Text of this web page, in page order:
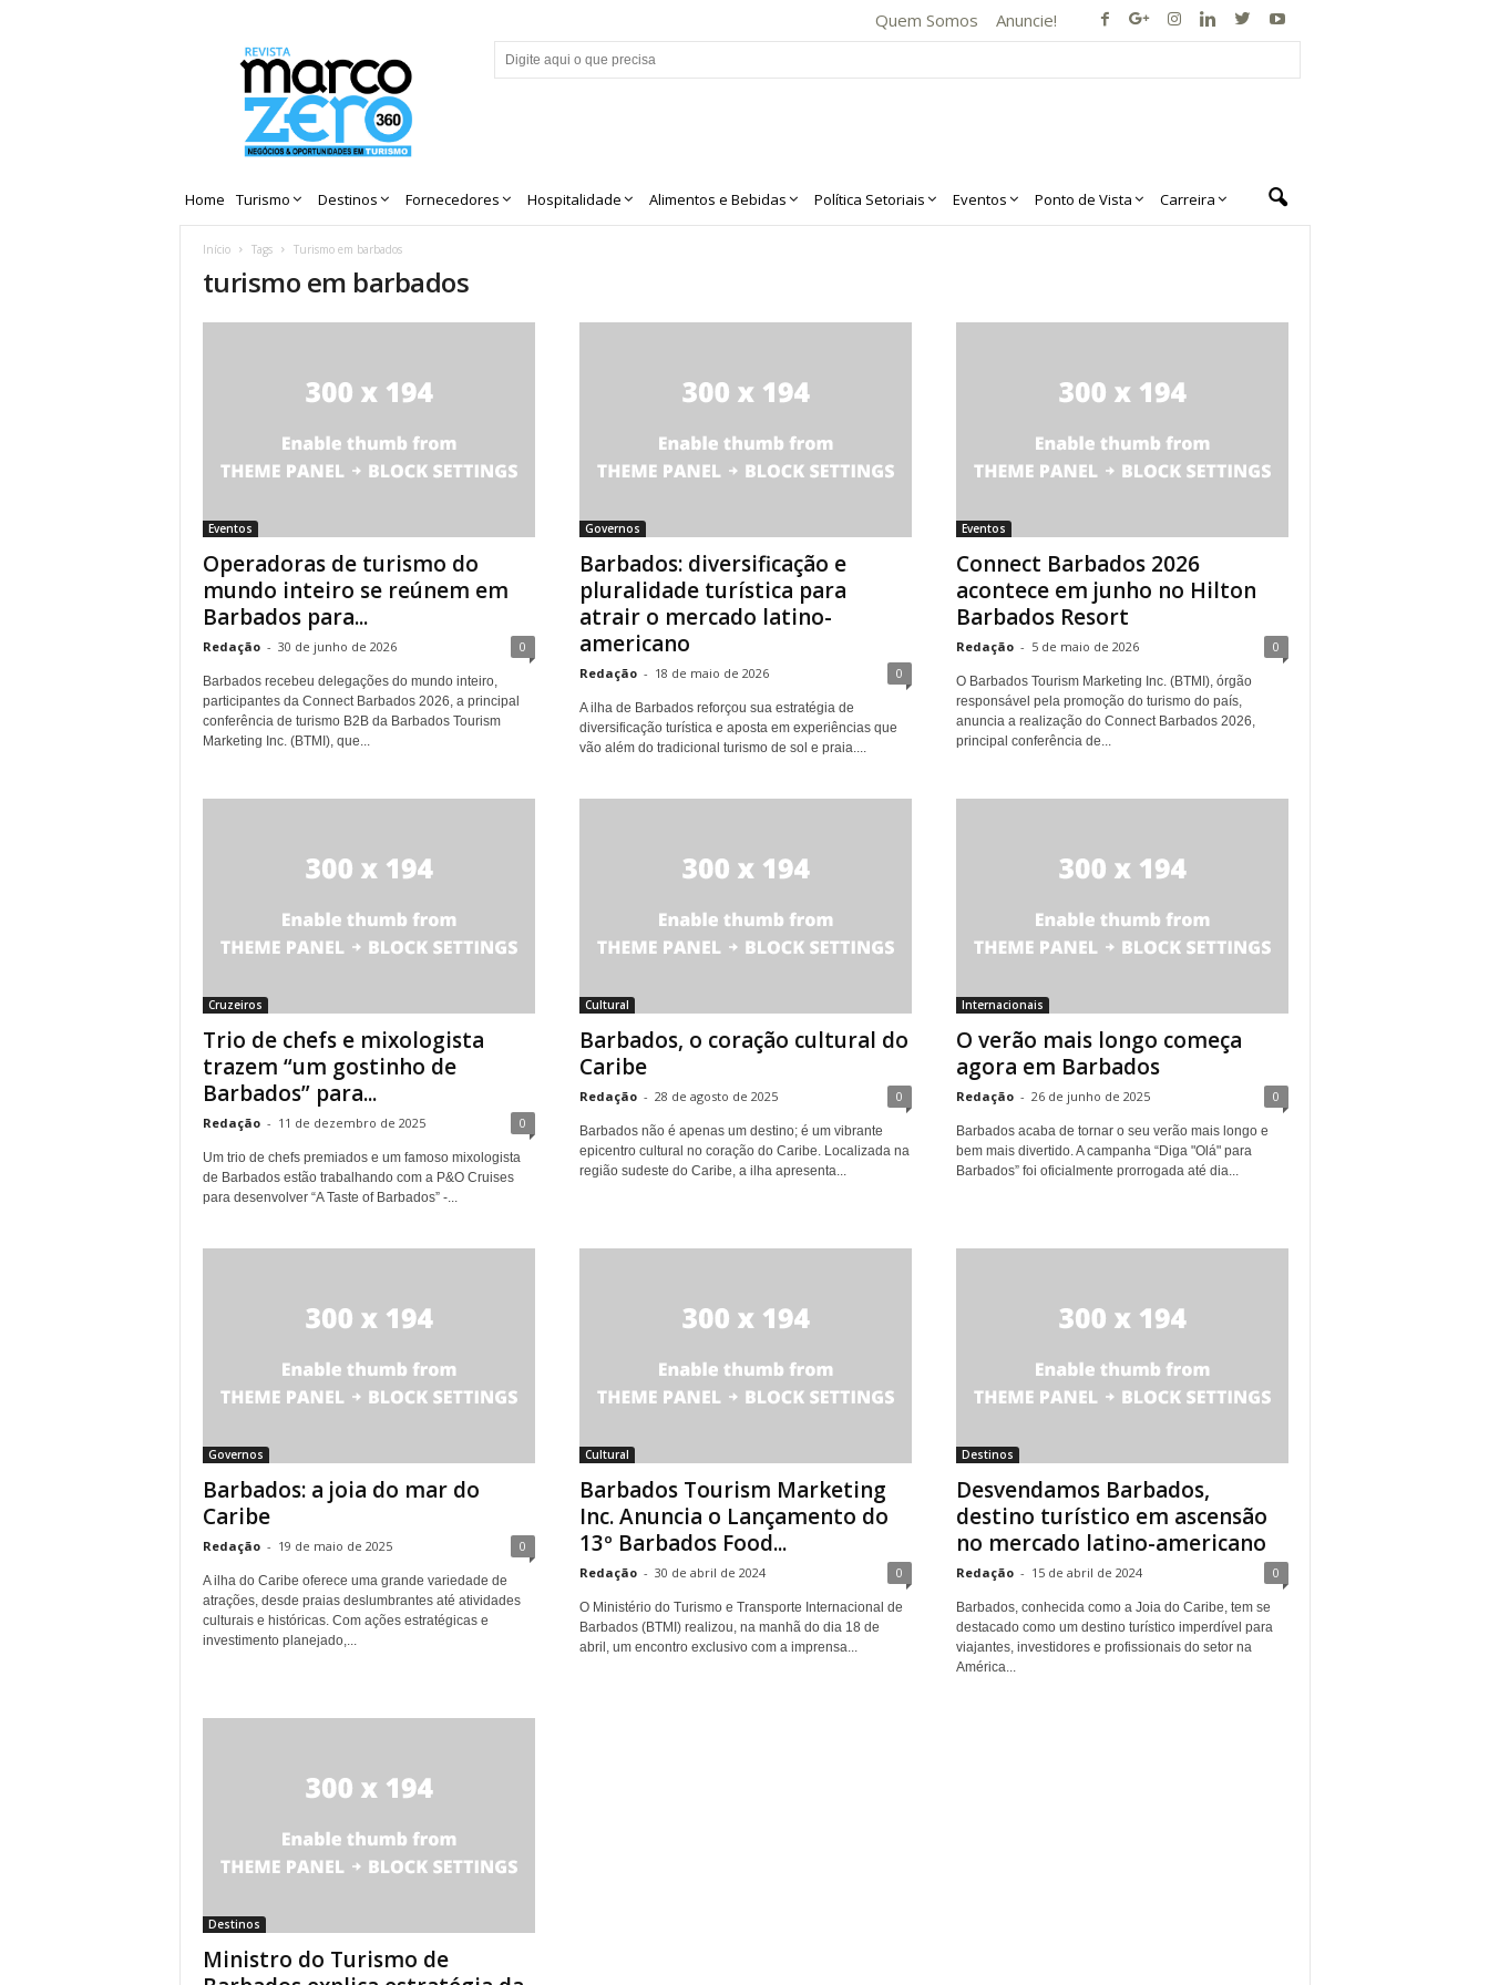
Quem Somos Anuncie!
Home Turismo Destinos Fornecedores Hospitalidade Alimentos e Bebidas Política Setoriais Eventos Ponto de Vista Carreira
Início Tags Turismo em barbados
turismo em barbados
Eventos
Operadoras de turismo do
mundo inteiro se reúnem em
Barbados para...
Redação - 30 de junho de 2026 0
Barbados recebeu delegações do mundo inteiro,
participantes da Connect Barbados 2026, a principal
conferência de turismo B2B da Barbados Tourism
Marketing Inc. (BTMI), que...
Governos
Barbados: diversificação e
pluralidade turística para
atrair o mercado latino-
americano
Redação - 18 de maio de 2026 0
A ilha de Barbados reforçou sua estratégia de
diversificação turística e aposta em experiências que
vão além do tradicional turismo de sol e praia....
Eventos
Connect Barbados 2026
acontece em junho no Hilton
Barbados Resort
Redação - 5 de maio de 2026 0
O Barbados Tourism Marketing Inc. (BTMI), órgão
responsável pela promoção do turismo do país,
anuncia a realização do Connect Barbados 2026,
principal conferência de...
Cruzeiros
Trio de chefs e mixologista
trazem “um gostinho de
Barbados” para...
Redação - 11 de dezembro de 2025 0
Um trio de chefs premiados e um famoso mixologista
de Barbados estão trabalhando com a P&O Cruises
para desenvolver “A Taste of Barbados” -...
Cultural
Barbados, o coração cultural do
Caribe
Redação - 28 de agosto de 2025 0
Barbados não é apenas um destino; é um vibrante
epicentro cultural no coração do Caribe. Localizada na
região sudeste do Caribe, a ilha apresenta...
Internacionais
O verão mais longo começa
agora em Barbados
Redação - 26 de junho de 2025 0
Barbados acaba de tornar o seu verão mais longo e
bem mais divertido. A campanha “Diga "Olá" para
Barbados” foi oficialmente prorrogada até dia...
Governos
Barbados: a joia do mar do
Caribe
Redação - 19 de maio de 2025 0
A ilha do Caribe oferece uma grande variedade de
atrações, desde praias deslumbrantes até atividades
culturais e históricas. Com ações estratégicas e
investimento planejado,...
Cultural
Barbados Tourism Marketing
Inc. Anuncia o Lançamento do
13º Barbados Food...
Redação - 30 de abril de 2024 0
O Ministério do Turismo e Transporte Internacional de
Barbados (BTMI) realizou, na manhã do dia 18 de
abril, um encontro exclusivo com a imprensa...
Destinos
Desvendamos Barbados,
destino turístico em ascensão
no mercado latino-americano
Redação - 15 de abril de 2024 0
Barbados, conhecida como a Joia do Caribe, tem se
destacado como um destino turístico imperdível para
viajantes, investidores e profissionais do setor na
América...
Destinos
Ministro do Turismo de